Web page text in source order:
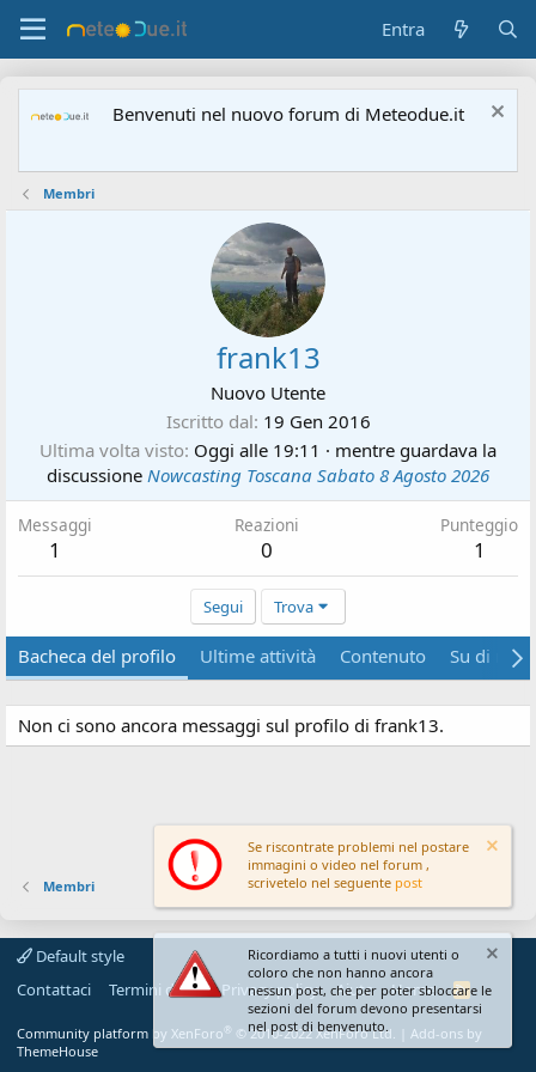
Entra
Benvenuti nel nuovo forum di Meteodue.it
Membri
frank13
Nuovo Utente
Iscritto dal 19 Gen 2016
Ultima volta visto Oggi alle 19:11 · mentre guardava la
discussione Nowcasting Toscana Sabato 8 Agosto 2026
Messaggi
1
Reazioni
0
Punteggio
1
Segui Trova
Bacheca del profilo Ultime attività Contenuto Su di me
Non ci sono ancora messaggi sul profilo di frank13.
Membri
Default style
Contattaci
Termini d'uso Privacy policy Aiuto Home
R
S
Community platform by XenForo® © 2010-2022 XenForo Ltd.
Add-ons by
ThemeHouse
Se riscontrate problemi nel postare
immagini o video nel forum ,
scrivetelo nel seguente post
Ricordiamo a tutti i nuovi utenti o
coloro che non hanno ancora
nessun post, che per poter sbloccare le
sezioni del forum devono presentarsi
nel post di benvenuto.